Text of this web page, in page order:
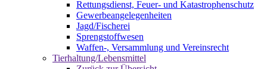
Rettungsdienst, Feuer- und Katastrophenschutz
Gewerbeangelegenheiten
Jagd/Fischerei
Sprengstoffwesen
Waffen-, Versammlung und Vereinsrecht
Tierhaltung/Lebensmittel